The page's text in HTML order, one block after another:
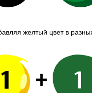
желтый цвет в